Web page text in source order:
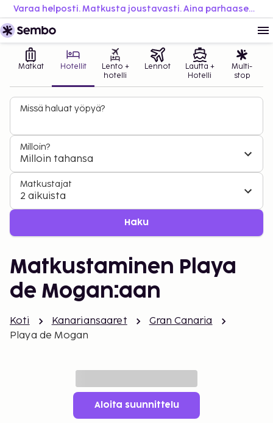
Varaa helposti. Matkusta joustavasti. Aina parhaaseen hintaan.
Matkat Hotellit
Lento +
hotelli
Lennot
Lautta +
Hotelli
Multi-
stop
Missä haluat yöpyä?
Milloin?
Milloin tahansa
Matkustajat
2 aikuista
Haku
Matkustaminen Playa
de Mogan:aan
Koti Kanariansaaret
Gran Canaria
Playa de Mogan
Aloita suunnittelu